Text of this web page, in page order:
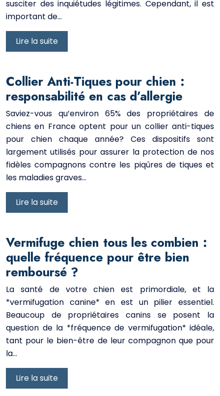
susciter des inquiétudes légitimes. Cependant, il est
important de…
Lire la suite
Collier Anti-Tiques pour chien :
responsabilité en cas d’allergie
Saviez-vous qu’environ 65% des propriétaires de
chiens en France optent pour un collier anti-tiques
pour chien chaque année? Ces dispositifs sont
largement utilisés pour assurer la protection de nos
fidèles compagnons contre les piqûres de tiques et
les maladies graves…
Lire la suite
Vermifuge chien tous les combien :
quelle fréquence pour être bien
remboursé ?
La santé de votre chien est primordiale, et la
*vermifugation canine* en est un pilier essentiel.
Beaucoup de propriétaires canins se posent la
question de la *fréquence de vermifugation* idéale,
tant pour le bien-être de leur compagnon que pour
la…
Lire la suite